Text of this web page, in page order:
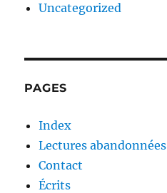
Uncategorized
PAGES
Index
Lectures abandonnées
Contact
Écrits